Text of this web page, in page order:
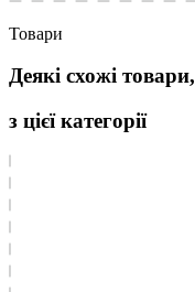
Товари
Деякі схожі товари,
з цієї категорії